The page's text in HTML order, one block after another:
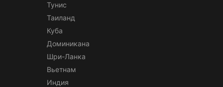
Тунис
Таиланд
Куба
Доминикана
Шри-Ланка
Вьетнам
Индия